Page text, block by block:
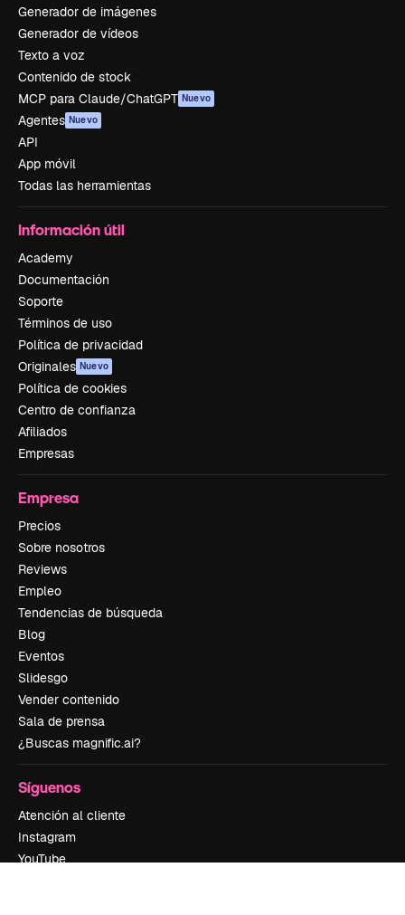
Generador de imágenes
Generador de vídeos
Texto a voz
Contenido de stock
MCP para Claude/ChatGPT Nuevo
Agentes Nuevo
API
App móvil
Todas las herramientas
Información útil
Academy
Documentación
Soporte
Términos de uso
Política de privacidad
Originales Nuevo
Política de cookies
Centro de confianza
Afiliados
Empresas
Empresa
Precios
Sobre nosotros
Reviews
Empleo
Tendencias de búsqueda
Blog
Eventos
Slidesgo
Vender contenido
Sala de prensa
¿Buscas magnific.ai?
Síguenos
Atención al cliente
Instagram
YouTube